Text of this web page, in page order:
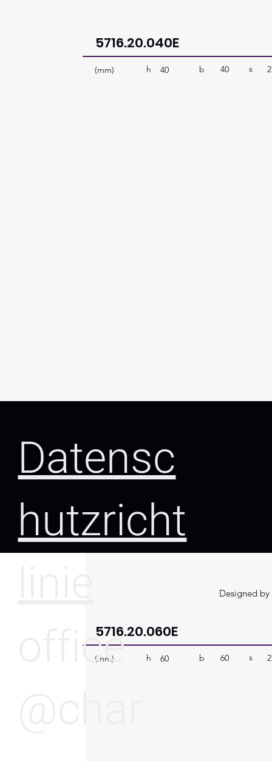
5716.20.040E
(mm) 40
h b 40 s 2
5716.20.060E
(mm) 60
h b 60 s 2
Designed
Datensc
hutzricht
office